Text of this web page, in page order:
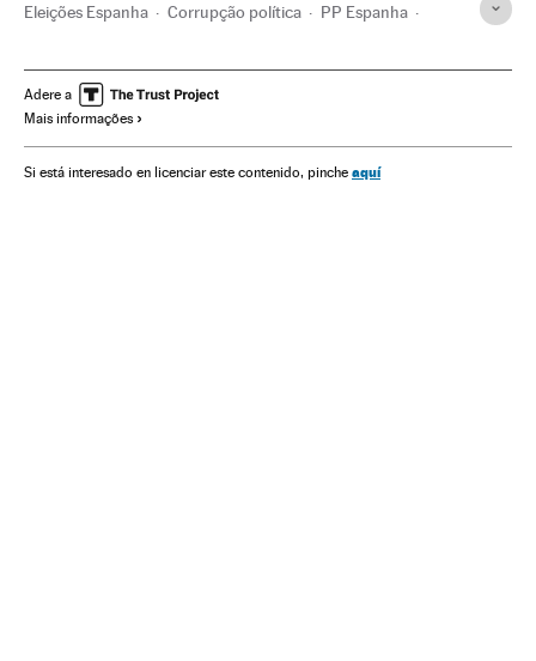
Eleições Espanha Corrupção política PP Espanha
Justiça Política Espanha
Adere a
Mais informações
Si está interesado en licenciar este contenido, pinche aquí